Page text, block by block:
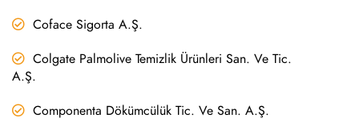
Coface Sigorta A.Ş.
Colgate Palmolive Temizlik Ürünleri San. Ve Tic.
A.Ş.
Componenta Dökümcülük Tic. Ve San. A.Ş.